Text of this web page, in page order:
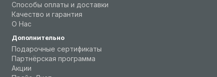
Способы оплаты и доставки
Качество и гарантия
О Нас
Дополнительно
Подарочные сертификаты
Партнёрская программа
Акции